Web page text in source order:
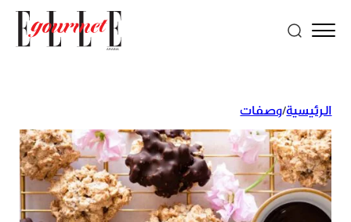
الرئيسية/وصفات